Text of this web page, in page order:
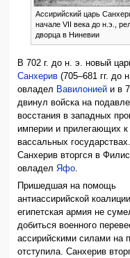
Ассирийский царь
начале VII века до н.э.,
дворца в Ниневии
В 702 г. до н. э. новый
Санхерив (705–681 гг. до
овладел Вавилонией и в
двинул войска на
восстания в западных
империи и прилегающих к
вассальных
Санхерив вторгся в
овладел Яфо
Пришедшая на помощь
антиассирийской коалиции
египетская армия не
добиться военного
ассирийскими силами на
отступила. Санхерив